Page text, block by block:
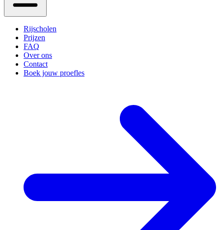
Rijscholen
Prijzen
FAQ
Over ons
Contact
Boek jouw proefles